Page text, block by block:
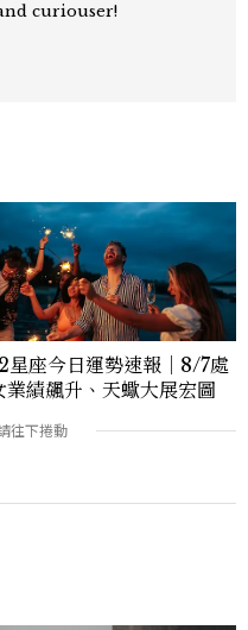
curiouser!
星座今日運勢速報｜8/7處
業績飆升、天蠍大展宏圖